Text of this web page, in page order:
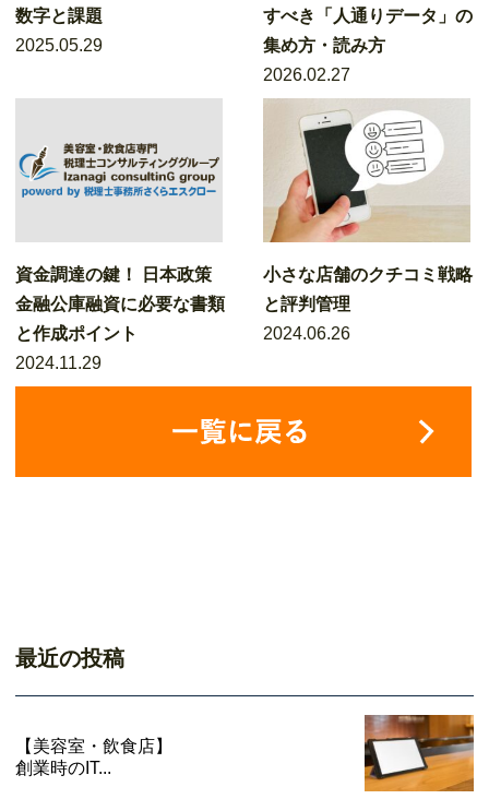
数字と課題
2025.05.29
すべき「人通りデータ」の
集め方・読み方
2026.02.27
資金調達の鍵！ 日本政策
金融公庫融資に必要な書類
と作成ポイント
2024.11.29
小さな店舗のクチコミ戦略
と評判管理
2024.06.26
最近の投稿
【美容室・飲食店】
創業時のIT...